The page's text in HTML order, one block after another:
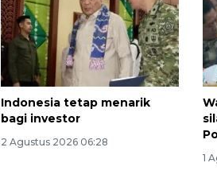
Indonesia tetap menarik
bagi investor
2 Agustus 2026 06:28
1